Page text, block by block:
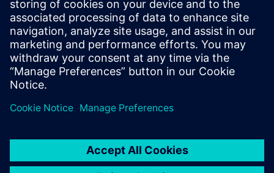
새로운 지평 열기
이제 Marumo Electric은 팬을 사용하여 강제 대류 냉각과 관
련된 보다 복잡한 시뮬레이션을 수행할 수 있으며,
Simcenter STAR-CCM+의 사용으로 제품 개발 프로세스에 점
CCM+를 설치함으로써 이전에는 불가능했던 작업을 할 수
중요한 부분입니다."
Siemens Digital Industries Software는 Marumo Electric에